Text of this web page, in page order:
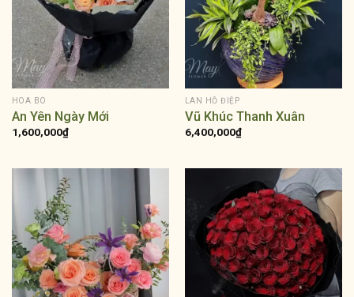
HOA BÓ
An Yên Ngày Mới
1,600,000₫
LAN HỒ ĐIỆP
Vũ Khúc Thanh Xuân
6,400,000₫